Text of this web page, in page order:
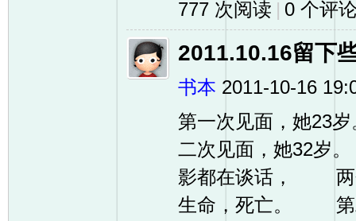
777 次阅读 | 0个评
2011.10.16留下
书本 2011-10-16
第一次见面，她
二次见面，她32
影都在谈话， 两
生命，死亡。 第